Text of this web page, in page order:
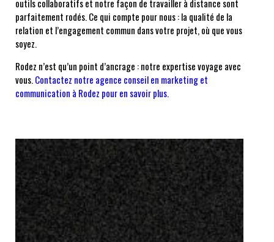
outils collaboratifs et notre façon de travailler à distance sont
parfaitement rodés. Ce qui compte pour nous : la qualité de la
relation et l’engagement commun dans votre projet, où que vous
soyez.
Rodez n’est qu’un point d’ancrage : notre expertise voyage avec
vous.Contactez notre agence conseil en marketing et
communication à Rodez pour en savoir plus.